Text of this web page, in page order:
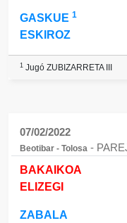
GASKUE 1
ESKIROZ
1 Jugó ZUBIZARRETA III
07/02/2022
Beotibar - Tolosa -
BAKAIKOA
ELIZEGI
ZABALA